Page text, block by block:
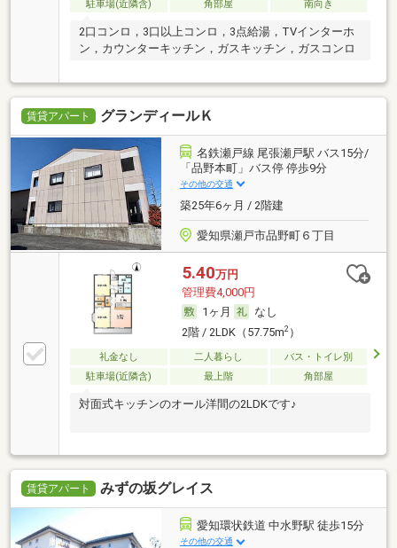
駐車場(近隣含)
角部屋 南向き
2口コンロ，3口以上コンロ，3点給湯，TVインターホ
ン，カウンターキッチン，ガスキッチン，ガスコンロ
賃貸アパート グランディールＫ
名鉄瀬戸線 尾張瀬戸駅 バス15分/
「品野本町」バス停 停歩9分
その他の交通
築25年6ヶ月 / 2階建
愛知県瀬戸市品野町６丁目
5.40万円
管理費4,000円
1ヶ月
なし
2階 / 2LDK（57.75m2）
礼金なし 二人暮らし
バス・トイレ別
駐車場(近隣含)
最上階 角部屋
対面式キッチンのオール洋間の2LDKです♪
賃貸アパート みずの坂グレイス
愛知環状鉄道 中水野駅 徒歩15分
その他の交通